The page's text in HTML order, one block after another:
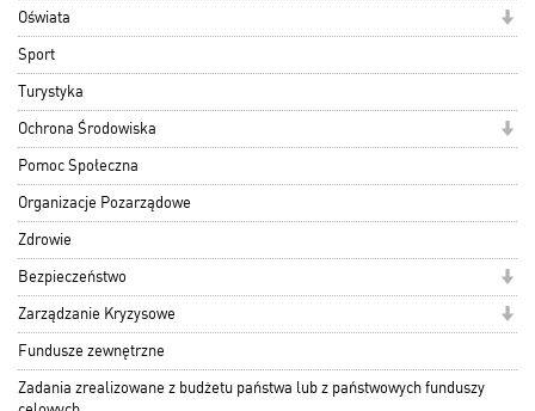
Oświata
Sport
Turystyka
Ochrona Środowiska
Pomoc Społeczna
Organizacje Pozarządowe
Zdrowie
Bezpieczeństwo
Zarządzanie Kryzysowe
Fundusze zewnętrzne
Zadania zrealizowane z budżetu państwa lub z państwowych funduszy